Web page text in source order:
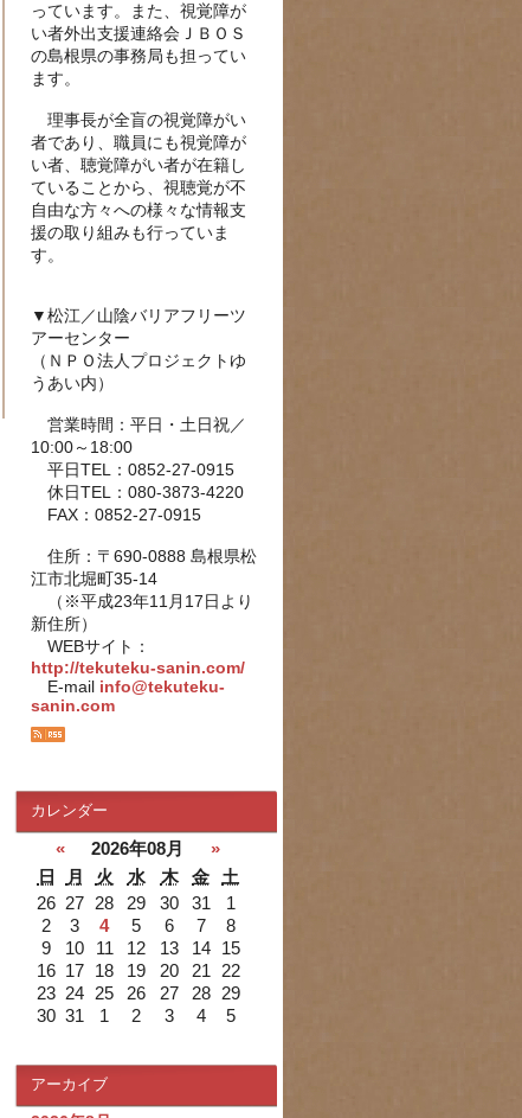
っています。また、視覚障が
い者外出支援連絡会ＪＢＯＳ
の島根県の事務局も担ってい
ます。
理事長が全盲の視覚障がい
者であり、職員にも視覚障が
い者、聴覚障がい者が在籍し
ていることから、視聴覚が不
自由な方々への様々な情報支
援の取り組みも行っていま
す。
▼松江／山陰バリアフリーツ
アーセンター
（ＮＰＯ法人プロジェクトゆ
うあい内）
営業時間：平日・土日祝／
10:00～18:00
平日TEL：0852-27-0915
休日TEL：080-3873-4220
FAX：0852-27-0915
住所：〒690-0888 島根県松
江市北堀町35-14
（※平成23年11月17日より
新住所）
WEBサイト：
http://tekuteku-sanin.com/
E-mail info@tekuteku-
sanin.com
カレンダー
« 2026年08月
»
日
月 火 水 木 金
土
26 27 28 29 30 31
1
2
3 4 5 6 7
8
9
10 11 12 13 14
15
16 17 18 19 20 21
22
23 24 25 26 27 28
29
30 31 1 2 3 4 5
アーカイブ